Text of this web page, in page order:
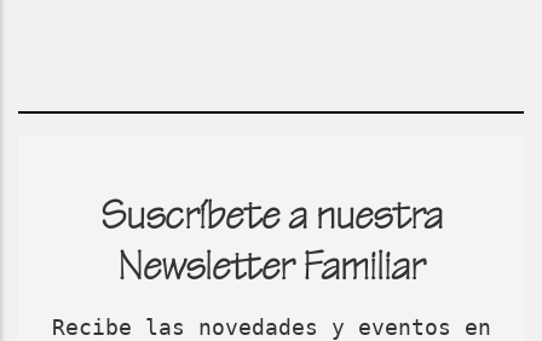
Suscríbete a nuestra
Newsletter Familiar
Recibe las novedades y eventos en